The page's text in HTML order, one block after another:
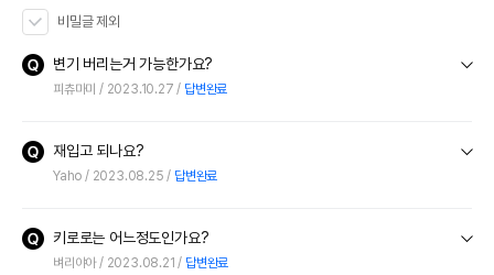
비밀글 제외
변기 버리는거 가능한가요?
피츄마미 2023.10.27 답변완료
재입고 되나요?
Yaho 2023.08.25 답변완료
키로로는 어느정도인가요?
벼리야아 2023.08.21 답변완료